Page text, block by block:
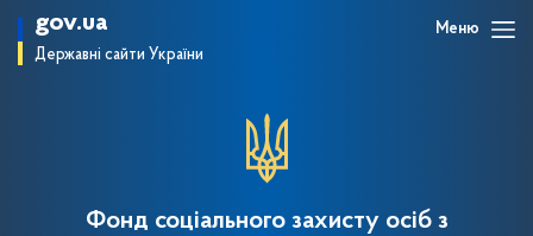
gov.ua
Державні сайти України
Меню
Фонд соціального захисту осіб з